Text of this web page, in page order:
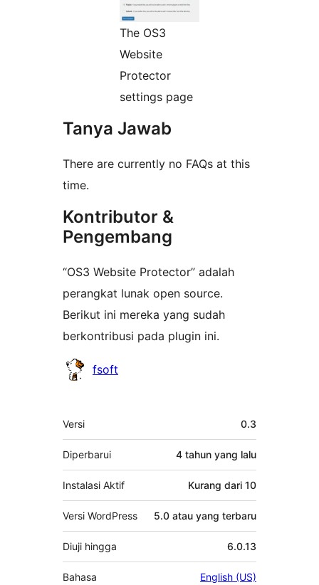
The OS3
Website
Protector
settings page
Tanya Jawab
There are currently no FAQs at this
time.
Kontributor &
Pengembang
“OS3 Website Protector” adalah
perangkat lunak open source.
Berikut ini mereka yang sudah
berkontribusi pada plugin ini.
Kontributor
fsoft
Meta
Versi 0.3
Diperbarui 4 tahun yang lalu
Instalasi Aktif Kurang dari 10
Versi WordPress 5.0 atau yang terbaru
Diuji hingga 6.0.13
Bahasa English (US)